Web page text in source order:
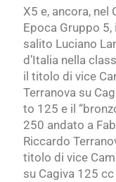
X5 e, ancora,
Epoca Gruppo
salito Luciano
d’Italia nella
il titolo di vice
Terranova su
to 125 e il
250 andato a
Riccardo
titolo di vice
su Cagiva 125